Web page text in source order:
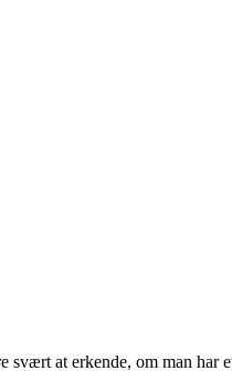
at erkende, om man har